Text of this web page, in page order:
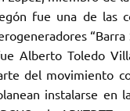
fue una de las
Alberto Toledo
del movimiento
instalarse en